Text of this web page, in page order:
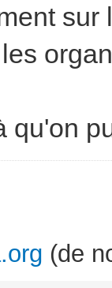
qu'on
(de